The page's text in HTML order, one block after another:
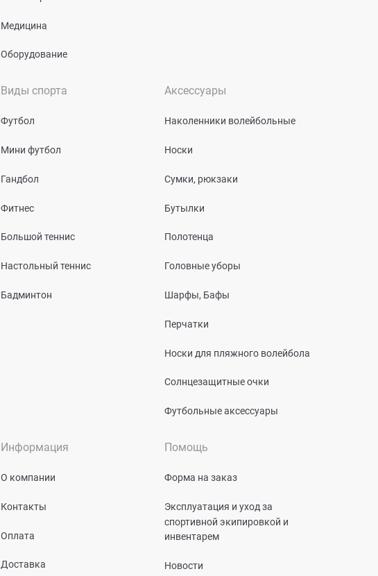
Медицина
Оборудование
Виды спорта
Футбол
Мини футбол
Гандбол
Фитнес
Большой теннис
Настольный теннис
Бадминтон
Аксессуары
Наколенники волейбольные
Носки
Сумки, рюкзаки
Бутылки
Полотенца
Головные уборы
Шарфы, Бафы
Перчатки
Носки для пляжного волейбола
Солнцезащитные очки
Футбольные аксессуары
Информация
О компании
Контакты
Оплата
Доставка
Помощь
Форма на заказ
Эксплуатация и уход за
спортивной экипировкой и
инвентарем
Новости